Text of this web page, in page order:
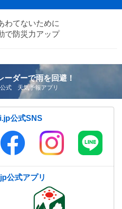
わてないために
で防災力アップ
ーダーで雨を回避！
式 天気予報アプリ
公式SNS
公式アプリ